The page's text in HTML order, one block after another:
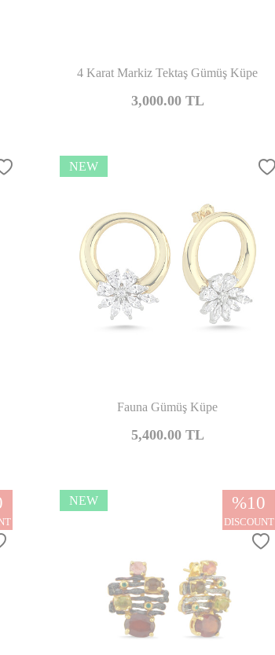
4 Karat Markiz Tektaş Gümüş Küpe
3,000.00TL
NEW
Fauna Gümüş Küpe
5,400.00TL
NEW %10
DISCOUNT